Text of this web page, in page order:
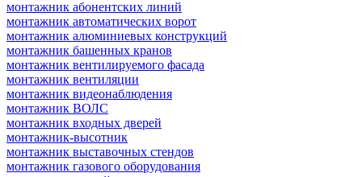
монтажник абонентских линий
монтажник автоматических ворот
монтажник алюминиевых конструкций
монтажник башенных кранов
монтажник вентилируемого фасада
монтажник вентиляции
монтажник видеонаблюдения
монтажник ВОЛС
монтажник входных дверей
монтажник-высотник
монтажник выставочных стендов
монтажник газового оборудования